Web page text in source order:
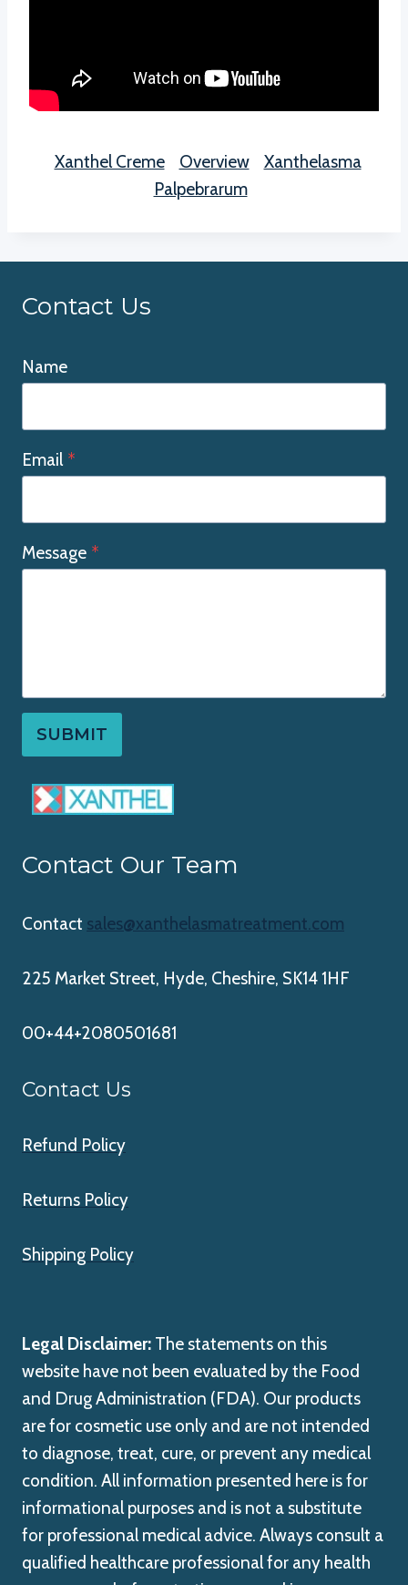
Xanthel Creme Overview
Xanthelasma
Palpebrarum
Contact Us
Name
Email *
Message *
SUBMIT
Contact Our Team
Contact sales@xanthelasmatreatment.com
225 Market Street, Hyde, Cheshire, SK14 1HF
00+44+2080501681
Contact Us
Refund Policy
Returns Policy
Shipping Policy
Legal Disclaimer: The statements on this
website have not been evaluated by the Food
and Drug Administration (FDA). Our products
are for cosmetic use only and are not intended
to diagnose, treat, cure, or prevent any medical
condition. All information presented here is for
informational purposes and is not a substitute
for professional medical advice. Always consult a
qualified healthcare professional for any health